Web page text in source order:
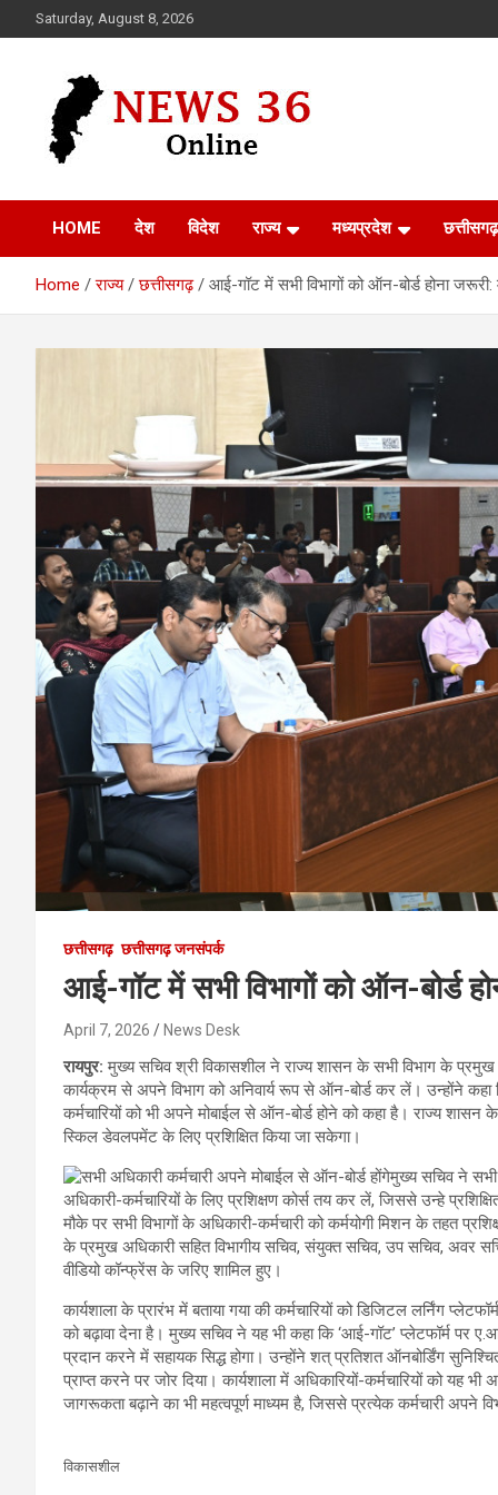
to
Saturday, August 8, 2026
News 36
HOME देश विदेश राज्य मध्यप्रदेश छत्तीसगढ़
Home राज्य छत्तीसगढ़ आई-गॉट में सभी विभागों को ऑन-बोर्ड होना
छत्तीसगढ़ छत्तीसगढ़ जनसंपर्क
आई-गॉट में सभी विभागों को ऑन-बोर्ड
April 7, 2026 News Desk
रायपुर:मुख्य सचिव श्री विकासशील ने राज्य शासन के सभी विभाग के
कार्यक्रम से अपने विभाग को अनिवार्य रूप से ऑन-बोर्ड कर लें। उन्होंने कहा
कर्मचारियों को भी अपने मोबाईल से ऑन-बोर्ड होने को कहा है। राज्य शासन
स्किल डेवलपमेंट के लिए प्रशिक्षित किया जा सकेगा।
मुख्य सचिव ने
अधिकारी-कर्मचारियों के लिए प्रशिक्षण कोर्स तय कर लें, जिससे उन्हे
मौके पर सभी विभागों के अधिकारी-कर्मचारी को कर्मयोगी मिशन के तहत
के प्रमुख अधिकारी सहित विभागीय सचिव, संयुक्त सचिव, उप सचिव, अवर
वीडियो कॉन्फ्रेंस के जरिए शामिल हुए।
कार्यशाला के प्रारंभ में बताया गया की कर्मचारियों को डिजिटल लर्निंग
को बढ़ावा देना है। मुख्य सचिव ने यह भी कहा कि ‘आई-गॉट’ प्लेटफॉर्म पर
प्रदान करने में सहायक सिद्ध होगा। उन्होंने शत् प्रतिशत ऑनबोर्डिंग
प्राप्त करने पर जोर दिया। कार्यशाला में अधिकारियों-कर्मचारियों को यह
जागरूकता बढ़ाने का भी महत्वपूर्ण माध्यम है, जिससे प्रत्येक कर्मचारी अपने
विकासशील